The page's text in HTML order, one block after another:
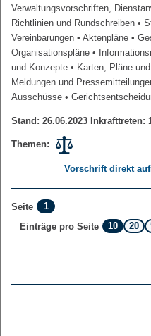
Verwaltungsvorschriften,
Richtlinien und Rundschreiben •
Vereinbarungen • Aktenpläne •
Organisationspläne •
und Konzepte • Karten, Pläne
Meldungen und
Ausschüsse •
Stand: 26.06.2023 Inkrafttreten:
Themen:
Vorschrift direkt
Seite
1
Einträge pro Seite
10 20